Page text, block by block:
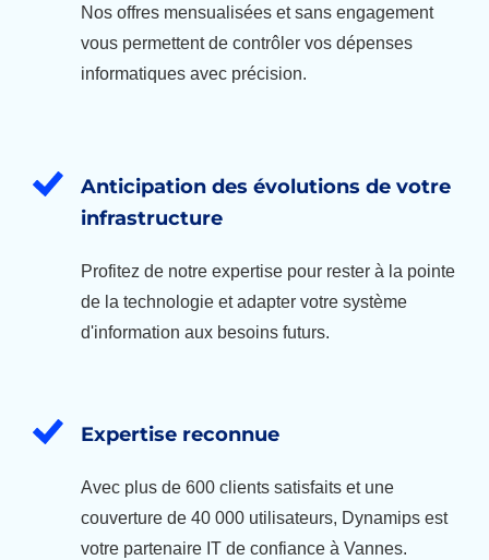
Nos offres mensualisées et sans engagement
vous permettent de contrôler vos dépenses
informatiques avec précision.
Anticipation des évolutions de votre
infrastructure
Profitez de notre expertise pour rester à la pointe
de la technologie et adapter votre système
d'information aux besoins futurs.
Expertise reconnue
Avec plus de 600 clients satisfaits et une
couverture de 40 000 utilisateurs, Dynamips est
votre partenaire IT de confiance à Vannes.